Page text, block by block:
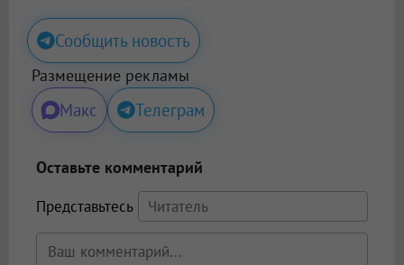
Сообщить новость
Размещение рекламы
Макс Телеграм
Оставьте комментарий
Представьтесь